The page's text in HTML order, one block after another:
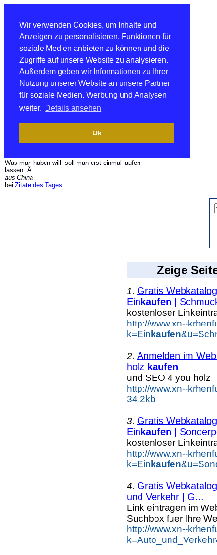
Wir verwenden Cookies, um Inhalte und
Anzeigen zu personalisieren, Funktionen für
soziale Medien anbieten zu können und die
Zugriffe auf unsere Website zu analysieren.
Außerdem geben wir Informationen zu Ihrer
Nutzung unserer Website an unsere Partner
für soziale Medien, Werbung und Analysen
weiter. Details ansehen
Ok
Was man haben will, soll man erst einmal laufen
lassen. Â
aus China
bei Zitate des Tages
Zeige
1. Gratis
Ein kaufen |
kostenloser
http://www.xn--
k=Ein kaufen
2. Anmelden im
holz kaufen
und SEO 4 you holz
http://www.xn--
34.2kb
3. Gratis
Ein kaufen |
kostenloser
http://www.xn--
k=Ein kaufen
4. Gratis
und Verkehr | G...
Link eintragen im
Suchbox fuer Ihre
http://www.xn--